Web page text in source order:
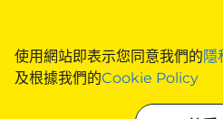
使用網站即表示您同意我們的隱
及根據我們的Cookie Policy